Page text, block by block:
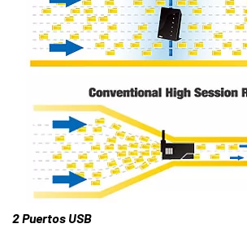
2 Puertos USB